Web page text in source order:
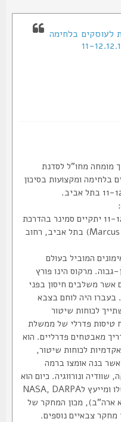
בלחימה
מחו"ל לסדנת
ומקצועות בסיכון
11-12.12.2014 יתקיים סמינר בהדרכת
מרקוס וויין (Marcus Wynne) בתל אביב, רחוב
המוביל בעולם
מרקוס הינו פורץ
משלבים חיסון בפני
היה לוחם בצבא
שיטור
פדרלי של ממשלת
פדרליים. הוא
לכוחות שיטור,
אומצו ברמה
ונורווגיה. כיום הוא
ממשיך את המחקר שלו ומייעץ לNASA, DARPA
מכון המחקר של
צבאיים נוספים.